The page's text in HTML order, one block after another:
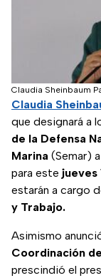
Claudia Sheinbaum
Claudia
que designará a
de la Defensa
Marina (Semar)
para este jueves
estarán a cargo
y Trabajo.
Asimismo
Coordinación
prescindió el